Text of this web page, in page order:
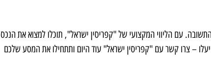
עם הליווי המקצועי של "קפריסין ישראל", תוכלו למצוא את הנכס
– צרו קשר עם "קפריסין ישראל" עוד היום ותתחילו את המסע שלכם